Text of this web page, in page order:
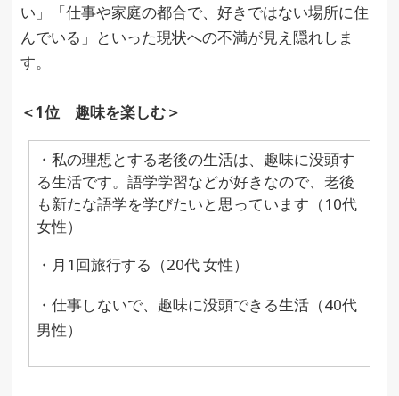
い」「仕事や家庭の都合で、好きではない場所に住
んでいる」といった現状への不満が見え隠れしま
す。
＜1位 趣味を楽しむ＞
・私の理想とする老後の生活は、趣味に没頭す
る生活です。語学学習などが好きなので、老後
も新たな語学を学びたいと思っています（10代
女性）
・月1回旅行する（20代 女性）
・仕事しないで、趣味に没頭できる生活（40代
男性）